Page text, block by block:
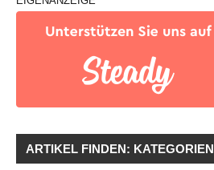
ARTIKEL FINDEN: KATEGORIEN